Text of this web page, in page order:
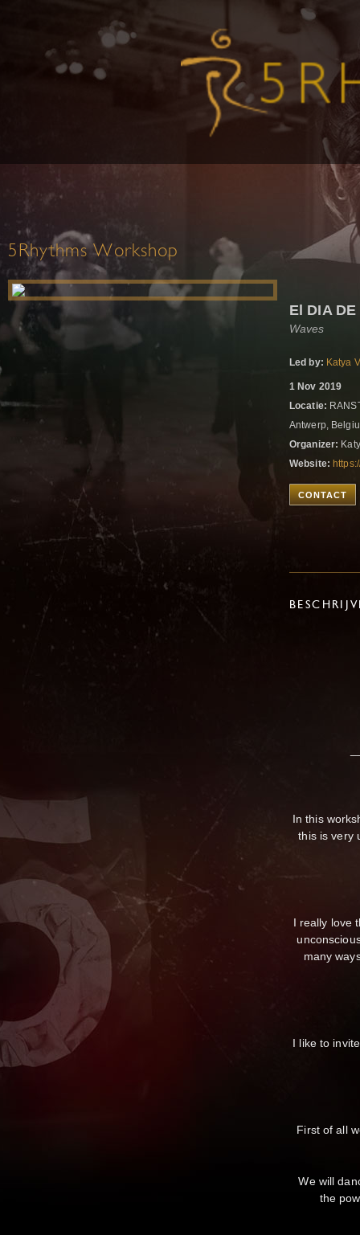
5Rhythms Workshop
El DIA
Waves
Led by: Katya
1 Nov 2019
Locatie:
Antwerp,
Organizer:
Website:
CONTACT
In this
this is very
I really love
many
I like to
First of all
We will
the